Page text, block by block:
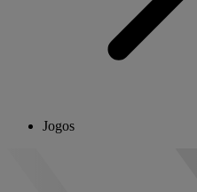
Jogos